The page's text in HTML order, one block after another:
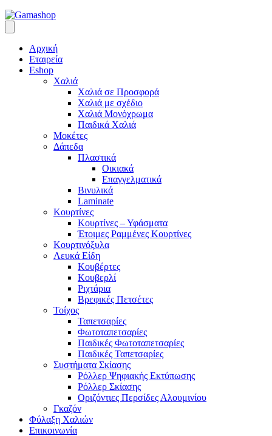
Αρχική
Εταιρεία
Eshop
Χαλιά
Χαλιά σε Προσφορά
Χαλιά με σχέδιο
Χαλιά Μονόχρωμα
Παιδικά Χαλιά
Μοκέτες
Δάπεδα
Πλαστικά
Οικιακά
Επαγγελματικά
Βινυλικά
Laminate
Κουρτίνες
Κουρτίνες – Υφάσματα
Έτοιμες Ραμμένες Κουρτίνες
Κουρτινόξυλα
Λευκά Είδη
Κουβέρτες
Κουβερλί
Ριχτάρια
Βρεφικές Πετσέτες
Τοίχος
Ταπετσαρίες
Φωτοταπετσαρίες
Παιδικές Φωτοταπετσαρίες
Παιδικές Ταπετσαρίες
Συστήματα Σκίασης
Ρόλλερ Ψηφιακής Εκτύπωσης
Ρόλλερ Σκίασης
Οριζόντιες Περσίδες Αλουμινίου
Γκαζόν
Φύλαξη Χαλιών
Επικοινωνία